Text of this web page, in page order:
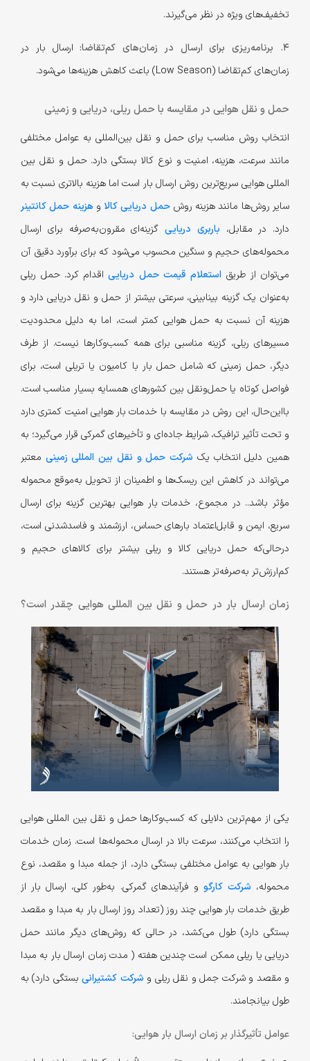
تخفیف‌های ویژه در نظر می‌گیرند.
4. برنامه‌ریزی برای ارسال در زمان‌های کم‌تقاضا:
ارسال بار در
زمان‌های کم‌تقاضا (Low Season) باعث کاهش هزینه‌ها می‌شود.
حمل و نقل هوایی در مقایسه با حمل ریلی، دریایی و زمینی
انتخاب روش مناسب برای حمل و نقل بین‌المللی به عوامل مختلفی
مانند سرعت، هزینه، امنیت و نوع کالا بستگی دارد. حمل و نقل بین
المللی هوایی سریع‌ترین روش ارسال بار است اما هزینه بالاتری نسبت به
سایر روش‌ها مانند هزینه روشحمل دریایی کالا و هزینه حمل کانتینر
دارد. در مقابل، باربری دریایی گزینه‌ای مقرون‌به‌صرفه برای ارسال
محموله‌های حجیم و سنگین محسوب می‌شود که برای برآورد دقیق آن
می‌توان از طریق استعلام قیمت حمل دریایی اقدام کرد. حمل ریلی
به‌عنوان یک گزینه بینابینی، سرعتی بیشتر از حمل و نقل دریایی دارد و
هزینه آن نسبت به حمل هوایی کمتر است، اما به دلیل محدودیت
مسیرهای ریلی، گزینه مناسبی برای همه کسب‌وکارها نیست. از طرف
دیگر، حمل زمینی که شامل حمل بار با کامیون یا تریلی است، برای
فواصل کوتاه یا حمل‌ونقل بین کشورهای همسایه بسیار مناسب است.
بااین‌حال، این روش در مقایسه با خدمات بار هوایی امنیت کمتری دارد
و تحت تأثیر ترافیک، شرایط جاده‌ای و تأخیرهای گمرکی قرار می‌گیرد؛ به
همین دلیل انتخاب یک شرکت حمل و نقل بین المللی زمینی معتبر
می‌تواند در کاهش این ریسک‌ها و اطمینان از تحویل به‌موقع محموله
مؤثر باشد.. در مجموع، خدمات بار هوایی بهترین گزینه برای ارسال
سریع، ایمن و قابل‌اعتماد بارهای حساس، ارزشمند و فاسدشدنی است،
درحالی‌که حمل دریایی کالا و ریلی بیشتر برای کالاهای حجیم و
کم‌ارزش‌تر به‌صرفه‌تر هستند.
زمان ارسال بار در حمل و نقل بین المللی هوایی چقدر است؟
یکی از مهم‌ترین دلایلی که کسب‌وکارها حمل و نقل بین المللی هوایی
را انتخاب می‌کنند، سرعت بالا در ارسال محموله‌ها است. زمان خدمات
بار هوایی به عوامل مختلفی بستگی دارد، از جمله مبدا و مقصد، نوع
محموله، شرکت کارگو و فرآیندهای گمرکی. به‌طور کلی، ارسال بار از
طریق خدمات بار هوایی چند روز (تعداد روز ارسال بار به مبدا و مقصد
بستگی دارد) طول می‌کشد، در حالی که روش‌های دیگر مانند حمل
دریایی یا ریلی ممکن است چندین هفته ( مدت زمان ارسال بار به مبدا
و مقصد و شرکت جمل و نقل ریلی و شرکت کشتیرانیبستگی دارد) به
طول بیانجامند.
عوامل تأثیرگذار بر زمان ارسال بار هوایی: